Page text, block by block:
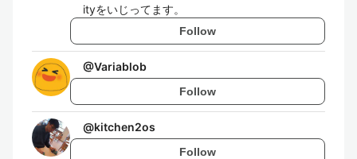
ityをいじってます。
Follow
@Variablob
Follow
@kitchen2os
Follow